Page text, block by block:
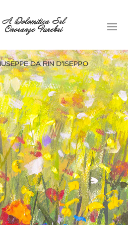
A Dolomitica Srl
Onoranze Funebri
DA RIN D’ISEPPO